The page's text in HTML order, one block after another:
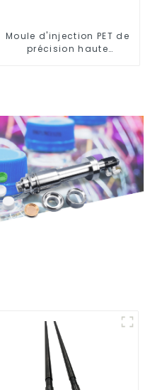
Moule d'injection PET de
précision haute